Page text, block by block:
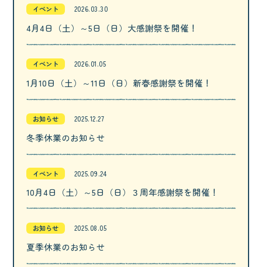
イベント 2026.03.30
4月4日（土）～5日（日）大感謝祭を開催！
イベント 2026.01.05
1月10日（土）～11日（日）新春感謝祭を開催！
お知らせ 2025.12.27
冬季休業のお知らせ
イベント 2025.09.24
10月4日（土）～5日（日）３周年感謝祭を開催！
お知らせ 2025.08.05
夏季休業のお知らせ